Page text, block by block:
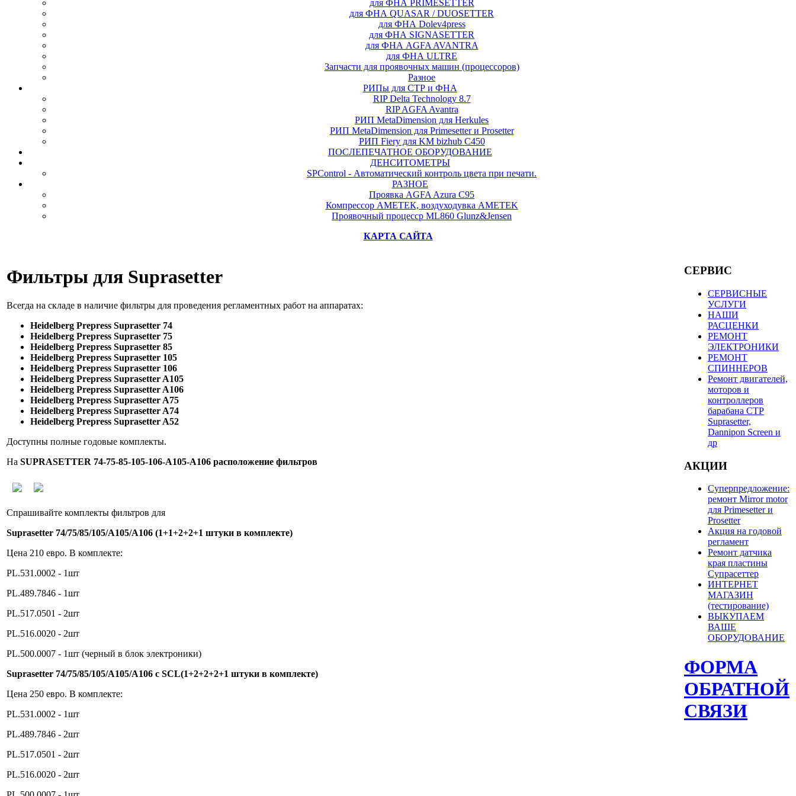
для ФНА PRIMESETTER
для ФНА QUASAR / DUOSETTER
для ФНА Dolev4press
для ФНА SIGNASETTER
для ФНА AGFA AVANTRA
для ФНА ULTRE
Запчасти для проявочных машин (процессоров)
Разное
РИПы для СТР и ФНА
RIP Delta Technology 8.7
RIP AGFA Avantra
РИП MetaDimension для Herkules
РИП MetaDimension для Primesetter и Prosetter
РИП Fiery для KM bizhub C450
ПОСЛЕПЕЧАТНОЕ ОБОРУДОВАНИЕ
ДЕНСИТОМЕТРЫ
SPControl - Автоматический контроль цвета при печати.
РАЗНОЕ
Проявка AGFA Azura C95
Компрессор АМЕТЕК, воздуходувка AMETEK
Проявочный процесср ML860 Glunz&Jensen
КАРТА САЙТА
Фильтры для Suprasetter
Всегда на складе в наличие фильтры для проведения регламентных работ на аппаратах:
Heidelberg Prepress Suprasetter 74
Heidelberg Prepress Suprasetter 75
Heidelberg Prepress Suprasetter 85
Heidelberg Prepress Suprasetter 105
Heidelberg Prepress Suprasetter 106
Heidelberg Prepress Suprasetter A105
Heidelberg Prepress Suprasetter A106
Heidelberg Prepress Suprasetter A75
Heidelberg Prepress Suprasetter A74
Heidelberg Prepress Suprasetter A52
Доступны полные годовые комплекты.
На SUPRASETTER 74-75-85-105-106-A105-A106 расположение фильтров
Спрашивайте комплекты фильтров для
Suprasetter 74/75/85/105/А105/А106 (1+1+2+2+1 штуки в комплекте)
Цена 210 евро. В комплекте:
PL.531.0002 - 1шт
PL.489.7846 - 1шт
PL.517.0501 - 2шт
PL.516.0020 - 2шт
PL.500.0007 - 1шт (черный в блок электроники)
Suprasetter 74/75/85/105/А105/А106 c SCL(1+2+2+2+1 штуки в комплекте)
Цена 250 евро. В комплекте:
PL.531.0002 - 1шт
PL.489.7846 - 2шт
PL.517.0501 - 2шт
PL.516.0020 - 2шт
СЕРВИС
СЕРВИСНЫЕ
УСЛУГИ
НАШИ
РАСЦЕНКИ
РЕМОНТ
ЭЛЕКТРОНИКИ
РЕМОНТ
СПИННЕРОВ
Ремонт двигателей,
моторов и
контроллеров
барабана СТР
Suprasetter,
Dannipon Screen и
др
АКЦИИ
Суперпредложение:
ремонт Mirror motor
для Primesetter и
Prosetter
Акция на годовой
регламент
Ремонт датчика
края пластины
Супрасеттер
ИНТЕРНЕТ
МАГАЗИН
(тестирование)
ВЫКУПАЕМ
ВАШЕ
ОБОРУДОВАНИЕ
ФОРМА
ОБРАТНОЙ
СВЯЗИ